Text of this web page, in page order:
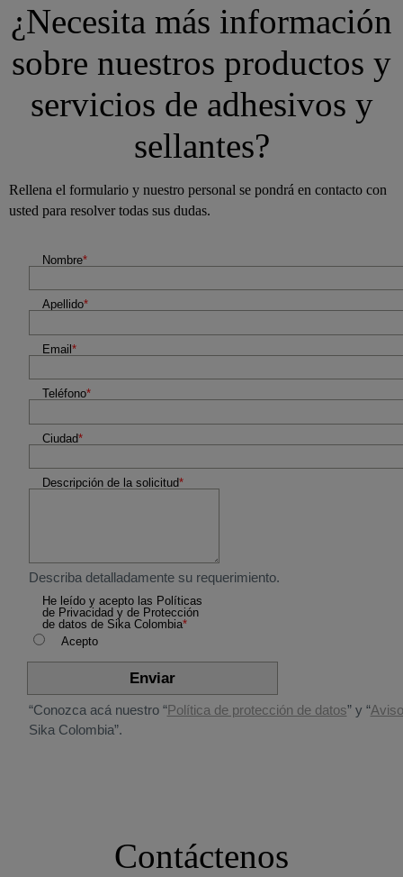
¿Necesita más información
sobre nuestros productos y
servicios de adhesivos y
sellantes?
Rellena el formulario y nuestro personal se pondrá en contacto con
usted para resolver todas sus dudas.
Contáctenos